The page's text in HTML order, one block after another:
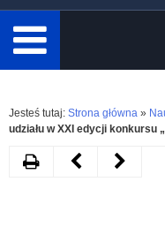
minimum
3
znaki.
Rozwiń
Jesteś tutaj: Strona główna »
udziału w XXI edycji konkursu
DrukujNastępny